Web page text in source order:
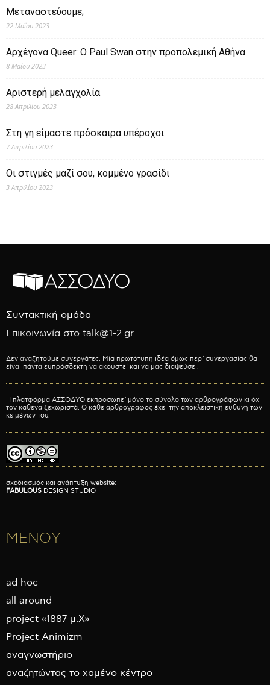
Μεταναστεύουμε;
22 Μαΐου 2023
Αρχέγονα Queer: O Paul Swan στην προπολεμική Αθήνα
8 Μαΐου 2023
Αριστερή μελαγχολία
28 Απριλίου 2023
Στη γη είμαστε πρόσκαιρα υπέροχοι
7 Απριλίου 2023
Οι στιγμές μαζί σου, κομμένο γρασίδι
3 Απριλίου 2023
Συντακτική ομάδα
Επικοινωνία στο talk@1-2.gr
Δεν αναζητούμε συνεργάτες. Μία πρωτότυπη ιδέα όμως περί συνεργασίας θα
είναι πάντα ευπρόσδεκτη να ακουστεί και να μας διαψεύσει.
Η πλατφόρμα ΑΣΣΟΔΥΟ εκπροσωπεί μόνο το σύνολο των αρθρογράφων κι όχι
τον καθένα ξεχωριστά. Ο κάθε αρθρογράφος έχει την αποκλειστική ευθύνη των
κειμένων του.
σχεδιασμός και ανάπτυξη website:
FABULOUS DESIGN STUDIO
ΜΕΝΟΥ
ad hoc
all around
project «1887 μ.Χ»
Project Animizm
αναγνωστήριο
αναζητώντας το χαμένο κέντρο